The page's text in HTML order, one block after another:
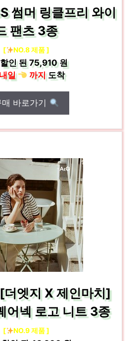
썸머 링클프리 와이
팬츠 3종
[ NO.8 제품 ]
인 된75,910 원
내일
까지도착
매 바로가기
엣지 X 제인마치]
어넥 로고 니트 3종
[ NO.9 제품 ]